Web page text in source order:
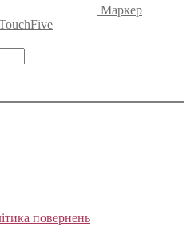
Маркер
повернень